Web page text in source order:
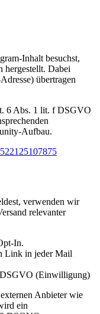
Inhalt besuchst,
hergestellt. Dabei
übertragen
6 Abs. 1 lit. f DSGVO
Aufbau.
verwenden wir
relevanter
In.
Link in jeder Mail
DSGVO (Einwilligung)
Anbieter wie
ein